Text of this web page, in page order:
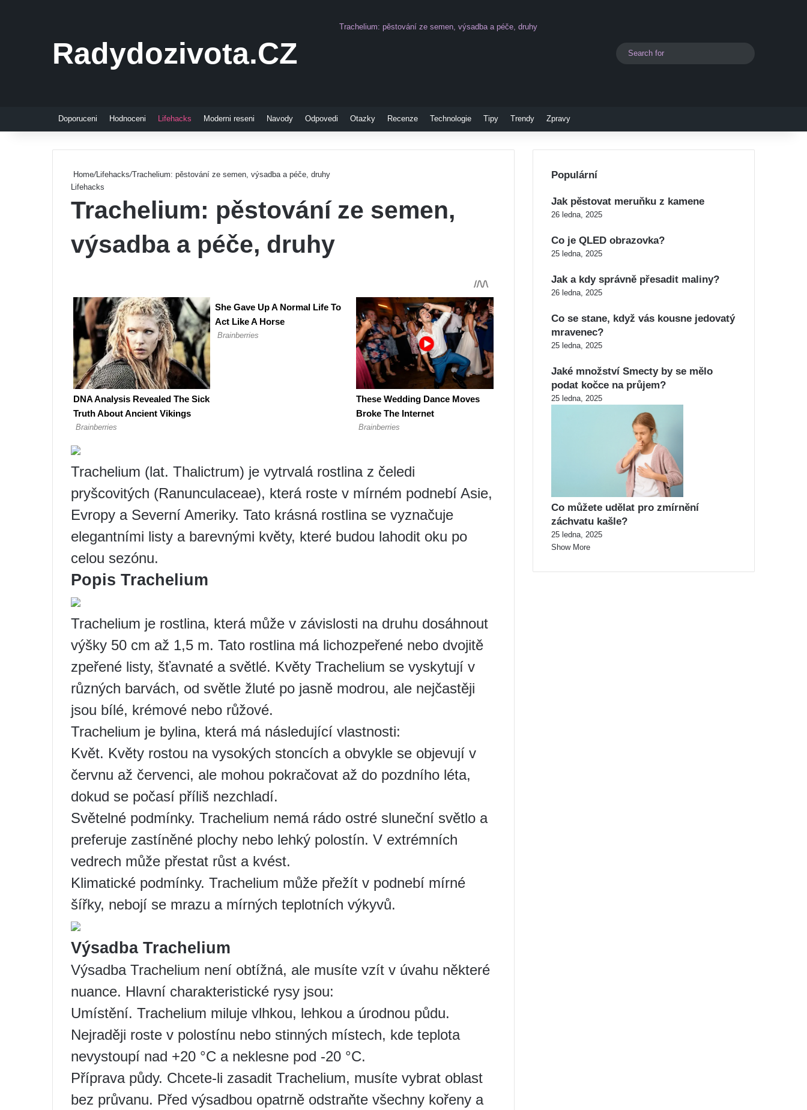
Radydozivota.CZ
Trachelium: pěstování ze semen, výsadba a péče, druhy
Switch skin
Doporuceni Hodnoceni Lifehacks Moderni reseni Navody Odpovedi Otazky Recenze Technologie Tipy Trendy Zpravy
Home/Lifehacks/Trachelium: pěstování ze semen, výsadba a péče, druhy
Lifehacks
Trachelium: pěstování ze semen,
výsadba a péče, druhy
Trachelium (lat. Thalictrum) je vytrvalá rostlina z čeledi
pryšcovitých (Ranunculaceae), která roste v mírném podnebí Asie,
Evropy a Severní Ameriky. Tato krásná rostlina se vyznačuje
elegantními listy a barevnými květy, které budou lahodit oku po
celou sezónu.
Popis Trachelium
Trachelium je rostlina, která může v závislosti na druhu dosáhnout
výšky 50 cm až 1,5 m. Tato rostlina má lichozpeřené nebo dvojitě
zpeřené listy, šťavnaté a světlé. Květy Trachelium se vyskytují v
různých barvách, od světle žluté po jasně modrou, ale nejčastěji
jsou bílé, krémové nebo růžové.
Trachelium je bylina, která má následující vlastnosti:
Květ. Květy rostou na vysokých stoncích a obvykle se objevují v
červnu až červenci, ale mohou pokračovat až do pozdního léta,
dokud se počasí příliš nezchladí.
Světelné podmínky. Trachelium nemá rádo ostré sluneční světlo a
preferuje zastíněné plochy nebo lehký polostín. V extrémních
vedrech může přestat růst a kvést.
Klimatické podmínky. Trachelium může přežít v podnebí mírné
šířky, nebojí se mrazu a mírných teplotních výkyvů.
Výsadba Trachelium
Výsadba Trachelium není obtížná, ale musíte vzít v úvahu některé
nuance. Hlavní charakteristické rysy jsou:
Umístění. Trachelium miluje vlhkou, lehkou a úrodnou půdu.
Nejraději roste v polostínu nebo stinných místech, kde teplota
nevystoupí nad +20 °C a neklesne pod -20 °C.
Příprava půdy. Chcete-li zasadit Trachelium, musíte vybrat oblast
bez průvanu. Před výsadbou opatrně odstraňte všechny kořeny a
Populární
Jak pěstovat meruňku z kamene
26 ledna, 2025
Co je QLED obrazovka?
25 ledna, 2025
Jak a kdy správně přesadit maliny?
26 ledna, 2025
Co se stane, když vás kousne jedovatý
mravenec?
25 ledna, 2025
Jaké množství Smecty by se mělo
podat kočce na průjem?
25 ledna, 2025
Co můžete udělat pro zmírnění
záchvatu kašle?
25 ledna, 2025
Show More